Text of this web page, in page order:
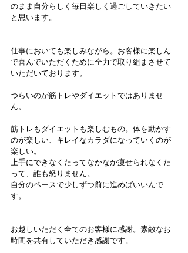
のまま自分らしく毎日楽しく過ごしていきたい
と思います。
仕事においても楽しみながら。お客様に楽しん
で喜んでいただくために全力で取り組まさせて
いただいております。
つらいのが筋トレやダイエットではありませ
ん。
筋トレもダイエットも楽しむもの。体を動かす
のが楽しい、キレイなカラダになっていくのが
楽しい。
上手にできなくたってなかなか痩せられなくた
って、誰も怒りません。
自分のペースで少しずつ前に進めばいいんで
す。
お越しいただく全てのお客様に感謝。素敵なお
時間を共有していただき感謝です。